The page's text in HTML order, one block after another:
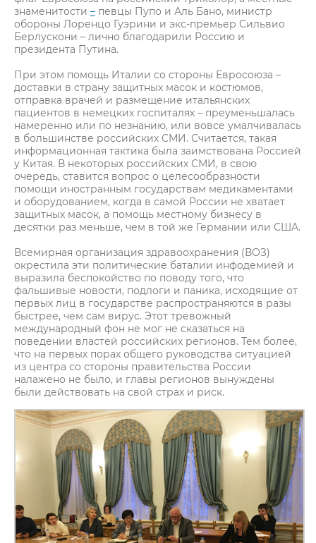
знаменитости – певцы Пупо и Аль Бано, министр
обороны Лоренцо Гуэрини и экс-премьер Сильвио
Берлускони – лично благодарили Россию и
президента Путина.
При этом помощь Италии со стороны Евросоюза –
доставки в страну защитных масок и костюмов,
отправка врачей и размещение итальянских
пациентов в немецких госпиталях – преуменьшалась
намеренно или по незнанию, или вовсе умалчивалась
в большинстве российских СМИ. Считается, такая
информационная тактика была заимствована Россией
у Китая. В некоторых российских СМИ, в свою
очередь, ставится вопрос о целесообразности
помощи иностранным государствам медикаментами
и оборудованием, когда в самой России не хватает
защитных масок, а помощь местному бизнесу в
десятки раз меньше, чем в той же Германии или США.
Всемирная организация здравоохранения (ВОЗ)
окрестила эти политические баталии инфодемией и
выразила беспокойство по поводу того, что
фальшивые новости, подлоги и паника, исходящие от
первых лиц в государстве распространяются в разы
быстрее, чем сам вирус. Этот тревожный
международный фон не мог не сказаться на
поведении властей российских регионов. Тем более,
что на первых порах общего руководства ситуацией
из центра со стороны правительства России
налажено не было, и главы регионов вынуждены
были действовать на свой страх и риск.